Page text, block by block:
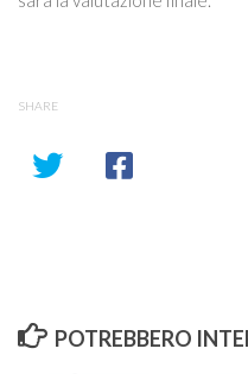
SHARE
POTREBBERO